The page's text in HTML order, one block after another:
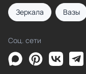
Зеркала Вазы
Соц. сети